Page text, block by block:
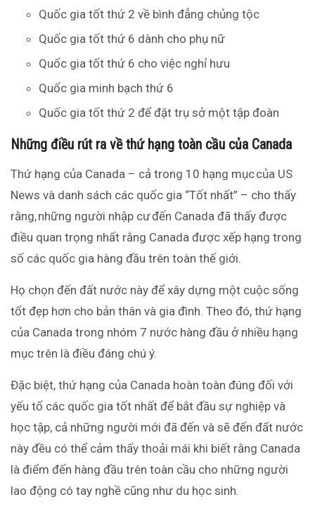
Quốc gia tốt thứ 2 về bình đẳng chủng tộc
Quốc gia tốt thứ 6 dành cho phụ nữ
Quốc gia tốt thứ 6 cho việc nghỉ hưu
Quốc gia minh bạch thứ 6
Quốc gia tốt thứ 2 để đặt trụ sở một tập đoàn
Những điều rút ra về thứ hạng toàn cầu của Canada
Thứ hạng của Canada – cả trong 10 hạng mục của US
News và danh sách các quốc gia “Tốt nhất” – cho thấy
rằng, những người nhập cư đến Canada đã thấy được
điều quan trọng nhất rằng Canada được xếp hạng trong
số các quốc gia hàng đầu trên toàn thế giới.
Họ chọn đến đất nước này để xây dựng một cuộc sống
tốt đẹp hơn cho bản thân và gia đình. Theo đó, thứ hạng
của Canada trong nhóm 7 nước hàng đầu ở nhiều hạng
mục trên là điều đáng chú ý.
Đặc biệt, thứ hạng của Canada hoàn toàn đúng đối với
yếu tố các quốc gia tốt nhất để bắt đầu sự nghiệp và
học tập, cả những người mới đã đến và sẽ đến đất nước
này đều có thể cảm thấy thoải mái khi biết rằng Canada
là điểm đến hàng đầu trên toàn cầu cho những người
lao động có tay nghề cũng như du học sinh.